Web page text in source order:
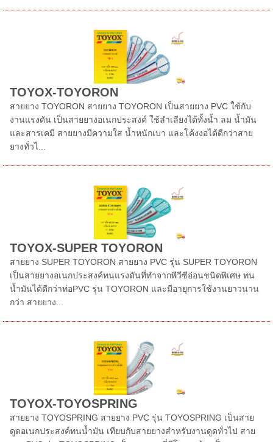
TOYOX-TOYORON
สายยาง TOYORON สายยาง TOYORON เป็นสายยาง PVC ใช้กับ
งานแรงดัน เป็นสายยางอเนกประสงค์ ใช้ลำเลียงได้ทั้งน้ำ ลม น้ำมัน
และสารเคมี สายยางมีความใส น้ำหนักเบา และโค้งงอได้ดีกว่าสาย
ยางทั่วไ...
TOYOX-SUPER TOYORON
สายยาง SUPER TOYORON สายยาง PVC รุ่น SUPER TOYORON
เป็นสายยางอเนกประสงค์ทนแรงดันที่ทำจากพีวีซีอ่อนชนิดพิเศษ ทน
น้ำมันได้ดีกว่าท่อPVC รุ่น TOYORON และมีอายุการใช้งานยาวนาน
กว่า สายยาง...
TOYOX-TOYOSPRING
สายยาง TOYOSPRING สายยาง PVC รุ่น TOYOSPRING เป็นสาย
ดูดอเนกประสงค์ทนน้ำมัน เทียบกับสายยางสำหรับงานดูดทั่วไป สาย